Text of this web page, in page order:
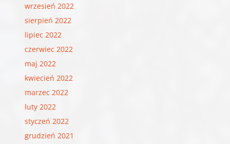
wrzesień 2022
sierpień 2022
lipiec 2022
czerwiec 2022
maj 2022
kwiecień 2022
marzec 2022
luty 2022
styczeń 2022
grudzień 2021